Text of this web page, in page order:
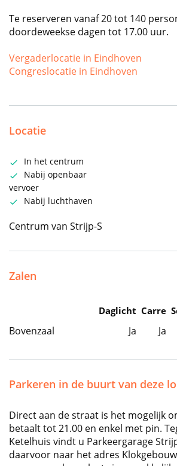
Te reserveren vanaf 20 tot 140
doordeweekse dagen tot 17.00 uur.
Vergaderlocatie in Eindhoven
Congreslocatie in Eindhoven
Locatie
In het centrum
Nabij openbaar
vervoer
Nabij luchthaven
Centrum van Strijp-S
Zalen
Daglicht Carre
Bovenzaal Ja Ja
Parkeren in de buurt van deze
Direct aan de straat is het mogelijk
betaalt tot 21.00 en enkel met pin.
Ketelhuis vindt u Parkeergarage
daarvoor naar het adres